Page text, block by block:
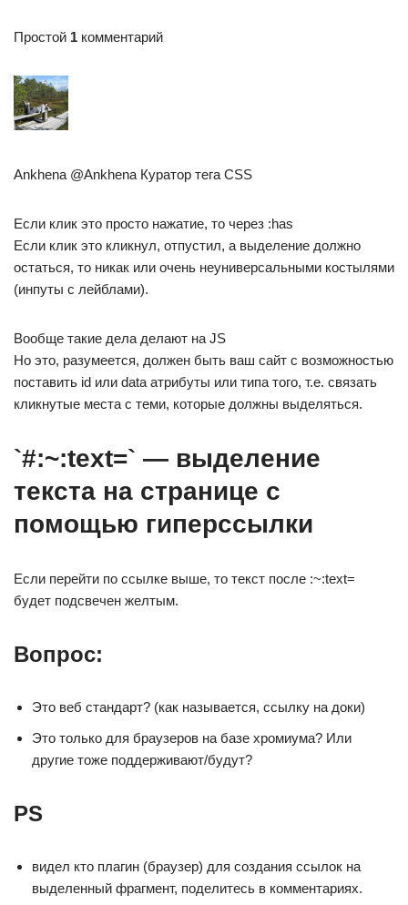
Простой 1 комментарий
Ankhena @Ankhena Куратор тега CSS
Если клик это просто нажатие, то через :has
Если клик это кликнул, отпустил, а выделение должно
остаться, то никак или очень неуниверсальными костылями
(инпуты с лейблами).
Вообще такие дела делают на JS
Но это, разумеется, должен быть ваш сайт с возможностью
поставить id или data атрибуты или типа того, т.е. связать
кликнутые места с теми, которые должны выделяться.
`#:~:text=` — выделение
текста на странице с
помощью гиперссылки
Если перейти по ссылке выше, то текст после :~:text=
будет подсвечен желтым.
Вопрос:
Это веб стандарт? (как называется, ссылку на доки)
Это только для браузеров на базе хромиума? Или
другие тоже поддерживают/будут?
PS
видел кто плагин (браузер) для создания ссылок на
выделенный фрагмент, поделитесь в комментариях.